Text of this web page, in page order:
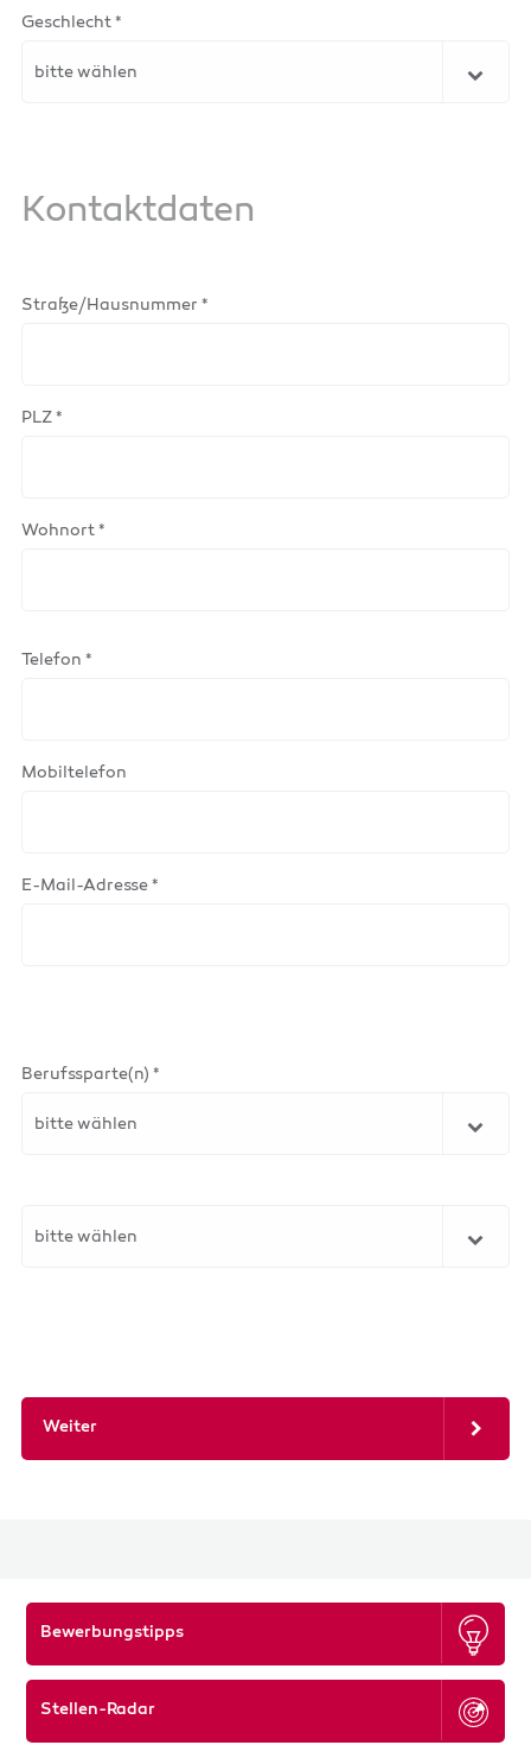
Geschlecht *
bitte wählen
Kontaktdaten
Straße/Hausnummer *
PLZ *
Wohnort *
Telefon *
Mobiltelefon
E-Mail-Adresse *
Berufssparte(n) *
bitte wählen
bitte wählen
Weiter
Bewerbungstipps
Stellen-Radar